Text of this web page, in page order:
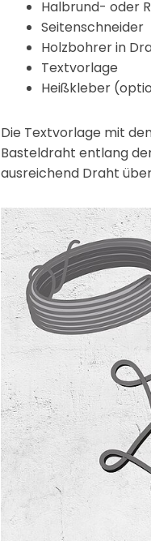
Halbrund- oder
Seitenschneider
Holzbohrer in
Textvorlage
Heißkleber
Die Textvorlage mit
Basteldraht entlang
ausreichend Draht